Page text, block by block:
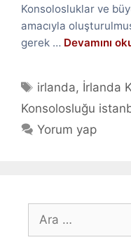
Konsolosluklar ve
amacıyla
gerek … Devamını
Etiketler
irlanda, İrlanda
Konsolosluğu
Yorum yap
için